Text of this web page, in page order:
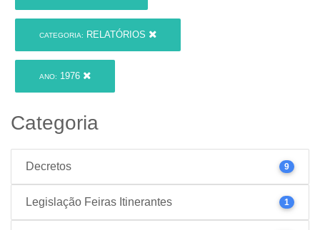
CATEGORIA: RELATÓRIOS
ANO: 1976
Categoria
Decretos 9
Legislação Feiras Itinerantes 1